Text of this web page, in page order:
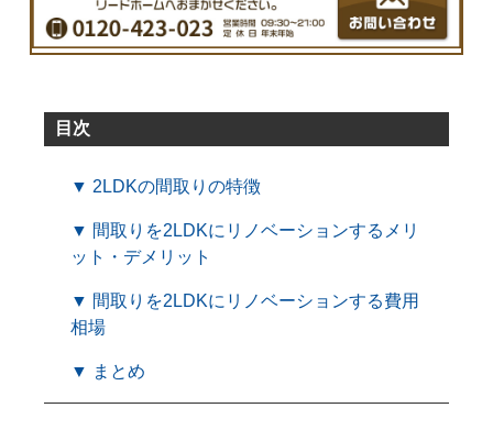
目次
▼ 2LDKの間取りの特徴
▼ 間取りを2LDKにリノベーションするメリ
ット・デメリット
▼ 間取りを2LDKにリノベーションする費用
相場
▼ まとめ